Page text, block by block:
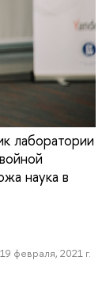
лаборатории
наука в
19 февраля, 2021 г.